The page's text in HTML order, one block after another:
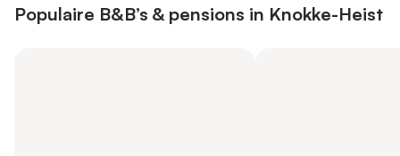
Populaire B&B’s & pensions in Knokke-Heist